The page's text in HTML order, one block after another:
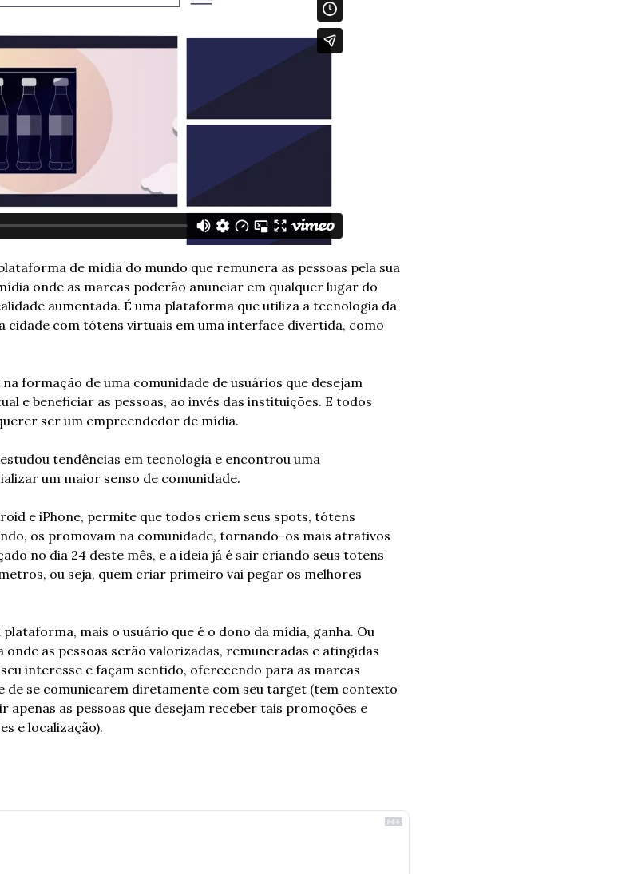
de mídia do mundo que remunera as pessoas pela sua
onde as marcas poderão anunciar em qualquer lugar do
aumentada. É uma plataforma que utiliza a tecnologia da
cidade com tótens virtuais em uma interface divertida, como
formação de uma comunidade de usuários que desejam
e beneficiar as pessoas, ao invés das instituições. E todos
ser um empreendedor de mídia.
tendências em tecnologia e encontrou uma
um maior senso de comunidade.
e iPhone, permite que todos criem seus spots, tótens
os promovam na comunidade, tornando-os mais atrativos
no dia 24 deste mês, e a ideia já é sair criando seus totens
ou seja, quem criar primeiro vai pegar os melhores
mais o usuário que é o dono da mídia, ganha. Ou
onde as pessoas serão valorizadas, remuneradas e atingidas
interesse e façam sentido, oferecendo para as marcas
de se comunicarem diretamente com seu target (tem contexto
as pessoas que desejam receber tais promoções e
e localização).